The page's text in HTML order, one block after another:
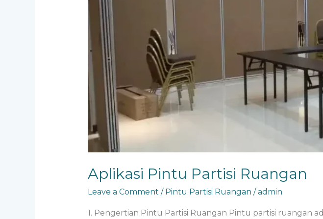
Aplikasi Pintu Partisi Ruangan
Leave a Comment / Pintu Partisi Ruangan /admin
1. Pengertian Pintu Partisi Ruangan Pintu partisi ruangan